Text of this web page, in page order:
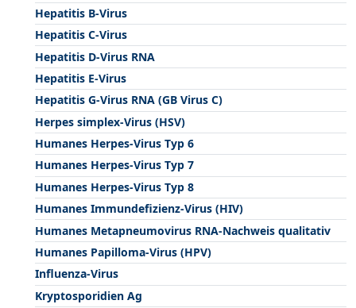
Hepatitis B-Virus
Hepatitis C-Virus
Hepatitis D-Virus RNA
Hepatitis E-Virus
Hepatitis G-Virus RNA (GB Virus C)
Herpes simplex-Virus (HSV)
Humanes Herpes-Virus Typ 6
Humanes Herpes-Virus Typ 7
Humanes Herpes-Virus Typ 8
Humanes Immundefizienz-Virus (HIV)
Humanes Metapneumovirus RNA-Nachweis qualitativ
Humanes Papilloma-Virus (HPV)
Influenza-Virus
Kryptosporidien Ag